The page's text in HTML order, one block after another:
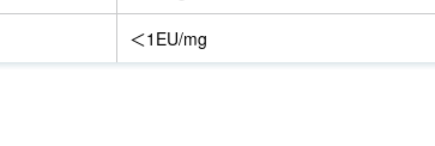
＜1EU/mg